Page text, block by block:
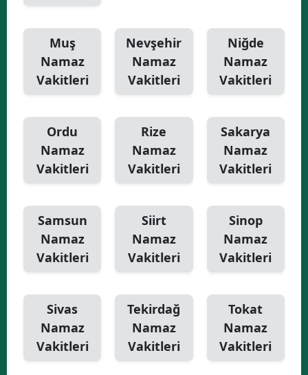
Muş
Namaz
Vakitleri
Nevşehir
Namaz
Vakitleri
Niğde
Namaz
Vakitleri
Ordu
Namaz
Vakitleri
Rize
Namaz
Vakitleri
Sakarya
Namaz
Vakitleri
Samsun
Namaz
Vakitleri
Siirt
Namaz
Vakitleri
Sinop
Namaz
Vakitleri
Sivas
Namaz
Vakitleri
Tekirdağ
Namaz
Vakitleri
Tokat
Namaz
Vakitleri